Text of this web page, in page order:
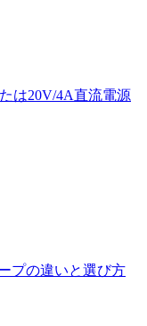
は20V/4A直流電源
プの違いと選び方